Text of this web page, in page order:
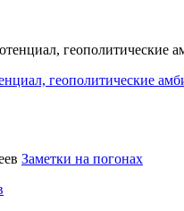
геополитические
Заметки на погонах